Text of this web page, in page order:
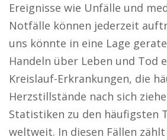
Ereignisse wie Unfälle und
Notfälle können jederzeit
uns könnte in eine Lage
Handeln über Leben und Tod
Kreislauf-Erkrankungen, die
Herzstillstände nach sich
Statistiken zu den häufigsten
weltweit. In diesen Fällen